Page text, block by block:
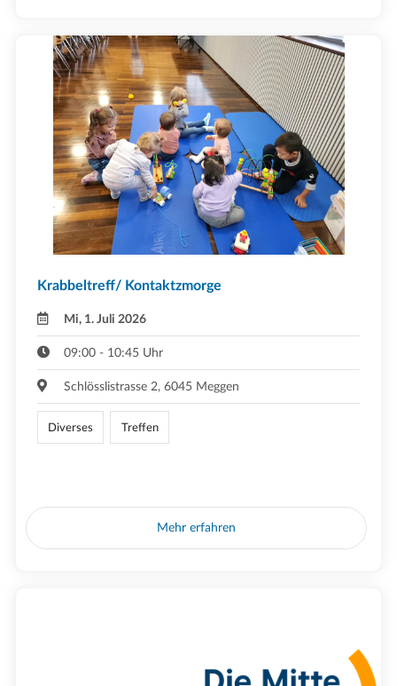
Krabbeltreff/ Kontaktzmorge
Mi, 1. Juli 2026
09:00 - 10:45 Uhr
Schlösslistrasse 2, 6045 Meggen
Diverses Treffen
Mehr erfahren